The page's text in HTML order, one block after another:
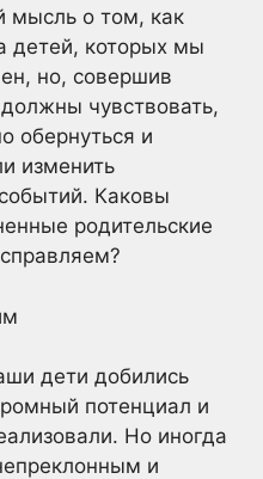
мысль о том, как
детей, которых мы
но, совершив
чувствовать,
обернуться и
изменить
Каковы
родительские
дети добились
потенциал и
Но иногда
и